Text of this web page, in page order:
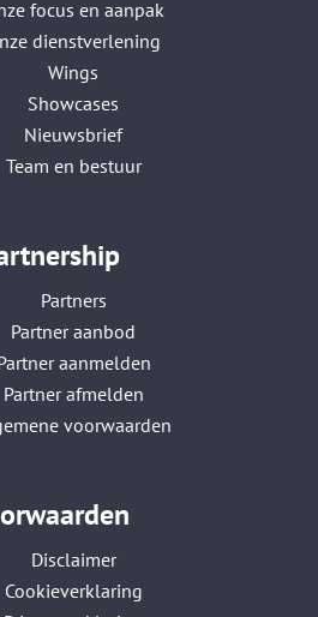
focus en aanpak
dienstverlening
Wings
Showcases
Nieuwsbrief
Team en bestuur
Partners
Partner aanbod
aanmelden
Partner afmelden
voorwaarden
Disclaimer
Cookieverklaring